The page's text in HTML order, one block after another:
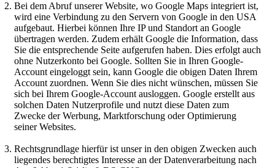
Bei dem Abruf unserer Website, wo Google Maps integriert ist,
wird eine Verbindung zu den Servern von Google in den USA
aufgebaut. Hierbei können Ihre IP und Standort an Google
übertragen werden. Zudem erhält Google die Information, dass
Sie die entsprechende Seite aufgerufen haben. Dies erfolgt auch
ohne Nutzerkonto bei Google. Sollten Sie in Ihren Google-
Account eingeloggt sein, kann Google die obigen Daten Ihrem
Account zuordnen. Wenn Sie dies nicht wünschen, müssen Sie
sich bei Ihrem Google-Account ausloggen. Google erstellt aus
solchen Daten Nutzerprofile und nutzt diese Daten zum
Zwecke der Werbung, Marktforschung oder Optimierung
seiner Websites.
Rechtsgrundlage hierfür ist unser in den obigen Zwecken auch
liegendes berechtigtes Interesse an der Datenverarbeitung nach